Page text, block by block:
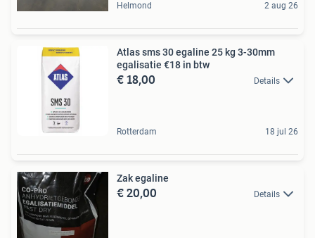
Helmond 2 aug 26
Atlas sms 30 egaline 25 kg 3-30mm
egalisatie €18 in btw
€ 18,00 Details
Rotterdam 18 jul 26
Zak egaline
€ 20,00 Details